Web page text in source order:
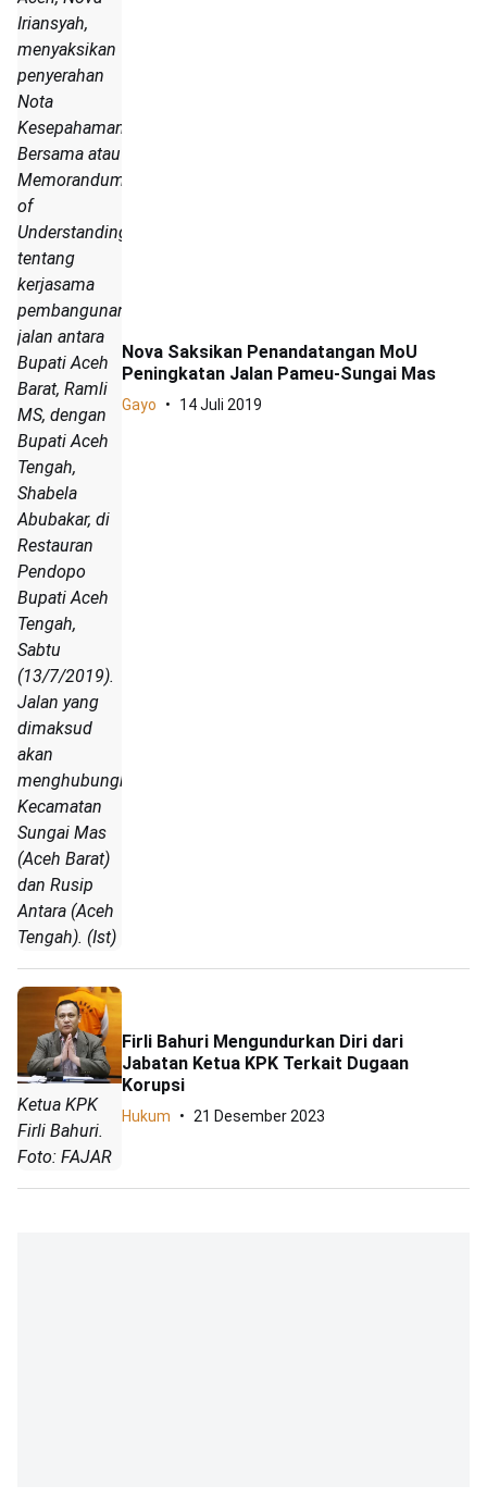
Iriansyah,
menyaksikan
penyerahan
Nota
Kesepahaman
Bersama atau
Memorandum
of
Understanding
tentang
kerjasama
pembangunan
jalan antara
Bupati Aceh
Barat, Ramli
MS, dengan
Bupati Aceh
Tengah,
Shabela
Abubakar, di
Restauran
Pendopo
Bupati Aceh
Tengah,
Sabtu
(13/7/2019).
Jalan yang
dimaksud
akan
menghubungkan
Kecamatan
Sungai Mas
(Aceh Barat)
dan Rusip
Antara (Aceh
Tengah). (Ist)
Nova Saksikan Penandatangan MoU
Peningkatan Jalan Pameu-Sungai Mas
Gayo 14 Juli 2019
Ketua KPK
Firli Bahuri.
Foto: FAJAR
Firli Bahuri Mengundurkan Diri dari
Jabatan Ketua KPK Terkait Dugaan
Korupsi
Hukum 21 Desember 2023